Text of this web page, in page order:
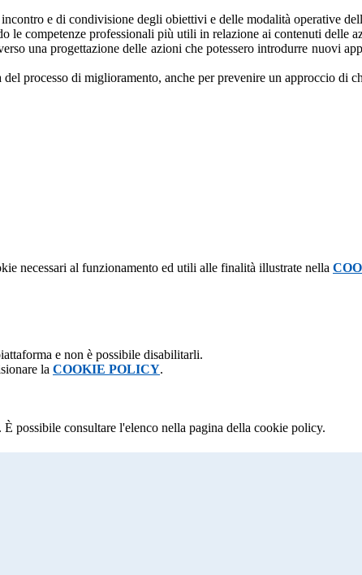
e di condivisione degli obiettivi e delle modalità operative
le competenze professionali più utili in relazione ai contenuti delle
una progettazione delle azioni che potessero introdurre nuovi
processo di miglioramento, anche per prevenire un approccio di
necessari al funzionamento ed utili alle finalità illustrate nella
e non è possibile disabilitarli.
la COOKIE POLICY.
possibile consultare l'elenco nella pagina della cookie policy.